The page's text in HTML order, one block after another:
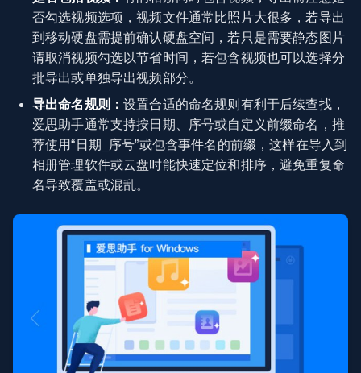
否勾选视频选项，视频文件通常比照片大很多，若导出
到移动硬盘需提前确认硬盘空间，若只是需要静态图片
请取消视频勾选以节省时间，若包含视频也可以选择分
批导出或单独导出视频部分。
导出命名规则：设置合适的命名规则有利于后续查找，
爱思助手通常支持按日期、序号或自定义前缀命名，推
荐使用“日期_序号”或包含事件名的前缀，这样在导入到
相册管理软件或云盘时能快速定位和排序，避免重复命
名导致覆盖或混乱。